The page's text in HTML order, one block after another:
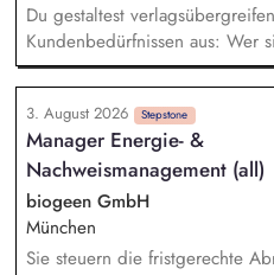
Du gestaltest
Kundenbedürfnissen aus: Wer
bewegt sie? Wo erreichen wir
mit unseren Kund*innen und
Marketingstrategien, konkrete
Du misst, was funktioniert, und
Konsequenzen. Du
unsere Publikumszeitschriften
Natürlich Gärtnern: Newsletter,
Kooperationen – in enger
3. August 2026 Stepstone
Manager Energie- &
Nachweismanagement (all)
biogeen GmbH
München
Sie steuern die fristgerechte